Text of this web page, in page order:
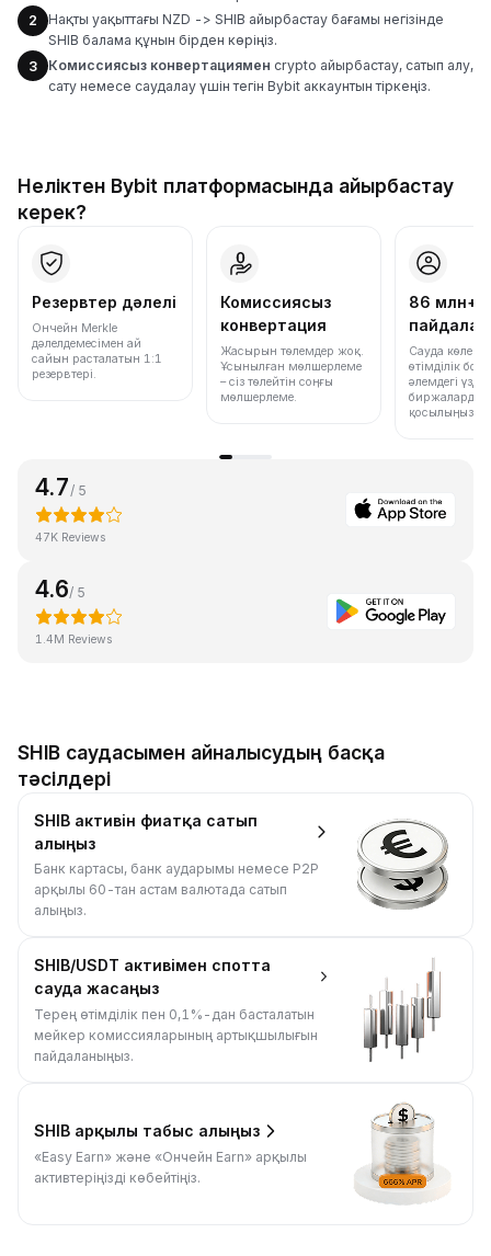
2
Нақты уақыттағы NZD -> SHIB айырбастау бағамы негізінде
SHIB балама құнын бірден көріңіз.
3
Комиссиясыз конвертациямен crypto айырбастау, сатып алу,
сату немесе саудалау үшін тегін Bybit аккаунтын тіркеңіз.
Неліктен Bybit платформасында айырбастау
керек?
Резервтер дәлелі
Ончейн Merkle
дәлелдемесімен ай
сайын расталатын 1:1
резервтері.
Комиссиясыз
конвертация
Жасырын төлемдер жоқ.
Ұсынылған мөлшерлеме
– сіз төлейтін соңғы
мөлшерлеме.
86 млн+
Сауда көлемі
өтімділік
әлемдегі үздік
биржалардың
қосылыңыз.
4.7 / 5
47K Reviews
4.6/ 5
1.4M Reviews
SHIB саудасымен айналысудың басқа
тәсілдері
SHIB активін фиатқа сатып
алыңыз
Банк картасы, банк аударымы немесе P2P
арқылы 60-тан астам валютада сатып
алыңыз.
SHIB/USDT активімен спотта
сауда жасаңыз
Терең өтімділік пен 0,1%-дан басталатын
мейкер комиссияларының артықшылығын
пайдаланыңыз.
SHIB арқылы табыс алыңыз
«Easy Earn» және «Ончейн Earn» арқылы
активтеріңізді көбейтіңіз.